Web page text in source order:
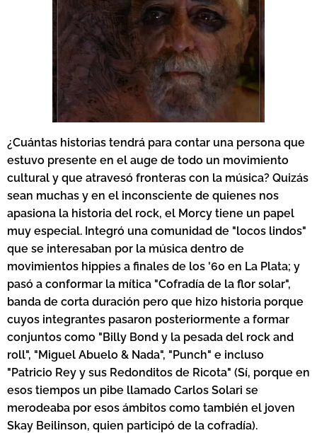
¿Cuántas historias tendrá para contar una persona que
estuvo presente en el auge de todo un movimiento
cultural y que atravesó fronteras con la música? Quizás
sean muchas y en el inconsciente de quienes nos
apasiona la historia del rock, el Morcy tiene un papel
muy especial. Integró una comunidad de "locos lindos"
que se interesaban por la música dentro de
movimientos hippies a finales de los '60 en La Plata; y
pasó a conformar la mítica "Cofradía de la flor solar",
banda de corta duración pero que hizo historia porque
cuyos integrantes pasaron posteriormente a formar
conjuntos como "Billy Bond y la pesada del rock and
roll", "Miguel Abuelo & Nada", "Punch" e incluso
"Patricio Rey y sus Redonditos de Ricota" (Sí, porque en
esos tiempos un pibe llamado Carlos Solari se
merodeaba por esos ámbitos como también el joven
Skay Beilinson, quien participó de la cofradía).